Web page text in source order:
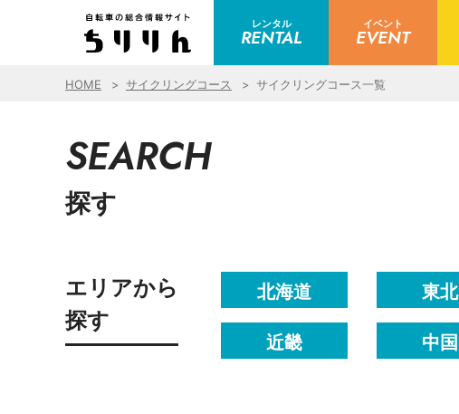
レンタル
RENTAL
イベント
EVENT
HOME サイクリングコース サイクリングコース一覧
SEARCH
探す
エリアから
探す
北海道 東北
近畿 中国